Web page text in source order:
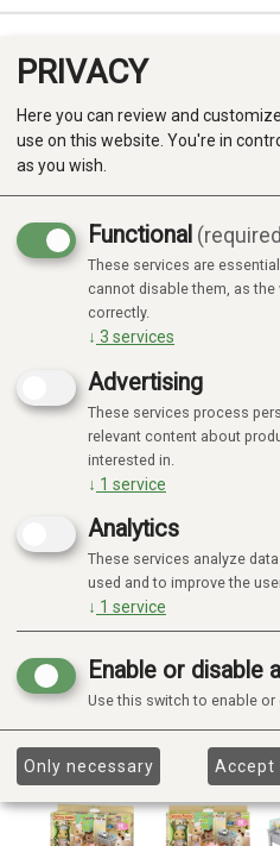
Produkter
Kategorier
Campaign
PRIVACY
Here you can review and
use on this website. You're in
as you wish.
Functional
These services are
cannot disable them, as
correctly.
↓ 3 services
Advertising
These services process
relevant content about
interested in.
↓ 1 service
Analytics
These services analyze
used and to improve the
↓ 1 service
Enable or disable
Use this switch to enable
Only necessary Accept